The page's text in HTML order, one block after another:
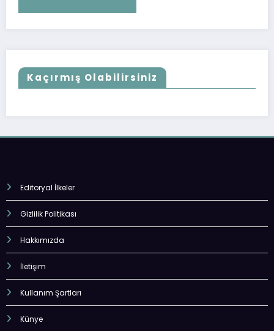
Kaçırmış Olabilirsiniz
Editoryal İlkeler
Gizlilik Politikası
Hakkımızda
İletişim
Kullanım Şartları
Künye